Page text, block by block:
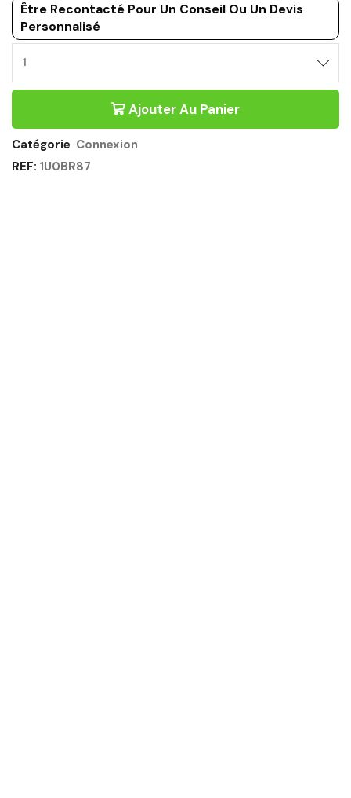
Être Recontacté Pour Un Conseil Ou Un Devis
Personnalisé
BENCH
ÉCHANCRÉ
Ajouter Au Panier
Catégorie Connexion
REF: 1U0BR87